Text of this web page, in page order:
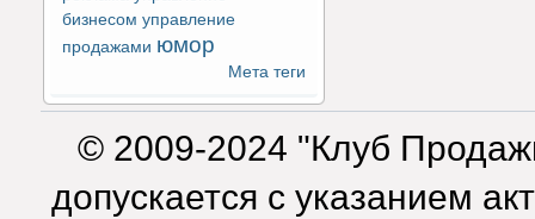
бизнесом управление
продажами юмор
Мета теги
© 2009-2024 "Клуб
допускается с указанием